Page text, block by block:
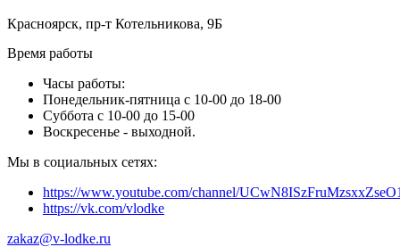
Красноярск, пр-т Котельникова, 9Б
Время работы
Часы работы:
Понедельник-пятница с 10-00 до 18-00
Суббота с 10-00 до 15-00
Воскресенье - выходной.
Мы в социальных сетях:
https://www.youtube.com/channel/
https://vk.com/vlodke
zakaz@v-lodke.ru